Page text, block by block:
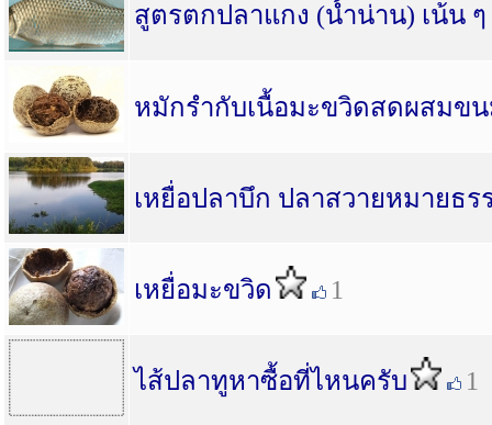
สูตรตกปลาแกง (น้ำน่าน) เน้น
หมักรำกับเนื้อมะขวิดสดผสมข
เหยื่อปลาบึก ปลาสวายหมายธร
เหยื่อมะขวิด 1
ไส้ปลาทูหาซื้อที่ไหนครับ 1